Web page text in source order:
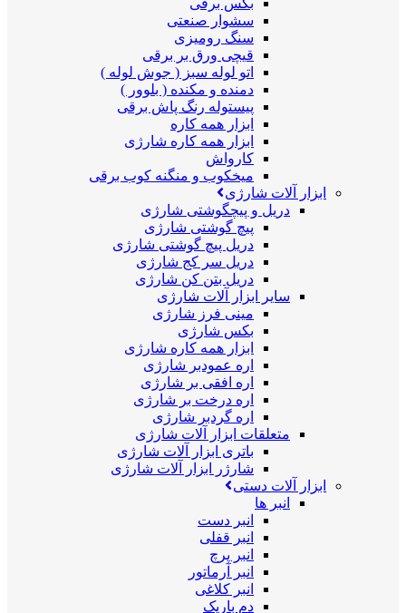
بکس برقی
سشوار صنعتی
سنگ رومیزی
قیچی ورق بر برقی
اتو لوله سبز ( جوش لوله )
دمنده و مکنده ( بلوور )
پیستوله رنگ پاش برقی
ابزار همه کاره
ابزار همه کاره شارژی
کارواش
میخکوب و منگنه کوب برقی
ابزار آلات شارژی
دریل و پیچگوشتی شارژی
پیچ گوشتی شارژی
دریل پیچ گوشتی شارژی
دریل سر کج شارژی
دریل بتن کن شارژی
سایر ابزار آلات شارژی
مینی فرز شارژی
بکس شارژی
ابزار همه کاره شارژی
اره عمودبر شارژی
اره افقی بر شارژی
اره درخت بر شارژی
اره گردبر شارژی
متعلقات ابزار آلات شارژی
باتری ابزار آلات شارژی
شارژر ابزار آلات شارژی
ابزار آلات دستی
انبر ها
انبر دست
انبر قفلی
انبر پرچ
انبر آرماتور
انبر کلاغی
دم باریک